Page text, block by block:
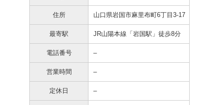
住所 山口県岩国市麻里布町6丁目3-17
最寄駅 JR山陽本線「岩国駅」徒歩8分
電話番号 –
営業時間 –
定休日 –